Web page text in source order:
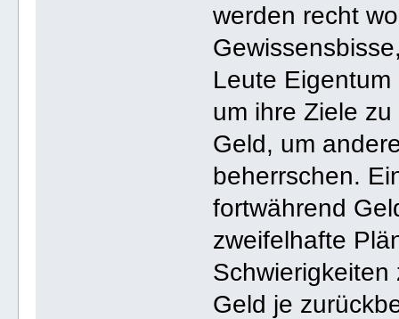
werden recht
Leute
um ihre Ziele
Geld, um
beherrschen.
fortwährend
zweifelhafte
Geld je